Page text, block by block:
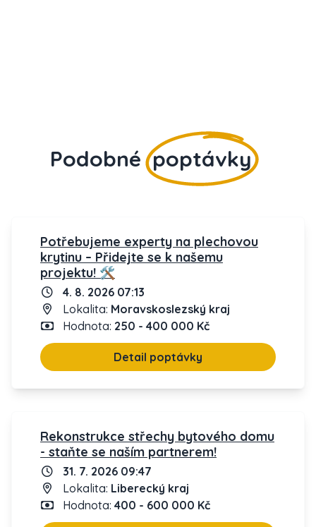
Podobné poptávky
Potřebujeme experty na plechovou
krytinu – Přidejte se k našemu
projektu! 🛠️
4. 8. 2026 07:13
Lokalita: Moravskoslezský kraj
Hodnota: 250 - 400 000 Kč
Detail poptávky
Rekonstrukce střechy bytového domu
- staňte se naším partnerem!
31. 7. 2026 09:47
Lokalita: Liberecký kraj
Hodnota: 400 - 600 000 Kč